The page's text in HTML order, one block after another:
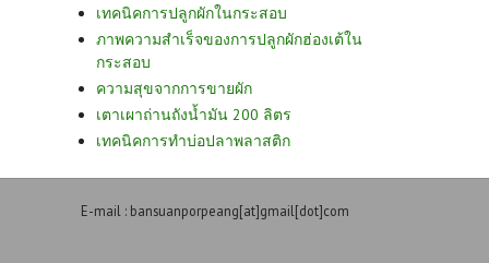
เทคนิคการปลูกผักในกระสอบ
ภาพความสำเร็จของการปลูกผักฮ่องเต้ใน
กระสอบ
ความสุขจากการขายผัก
เตาเผาถ่านถังน้ำมัน 200 ลิตร
เทคนิคการทำบ่อปลาพลาสติก
E-mail : bansuanporpeang[at]gmail[dot]com